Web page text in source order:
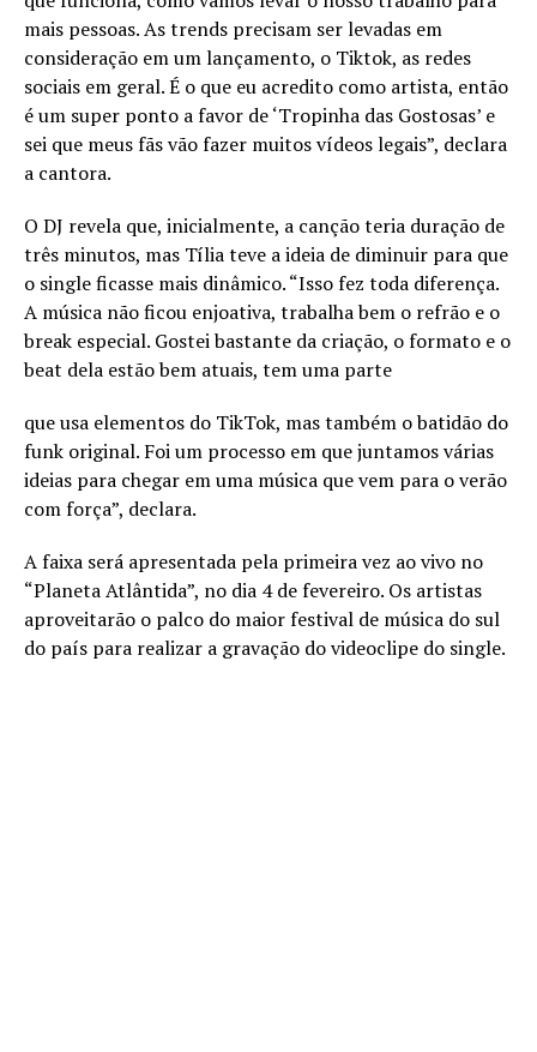
mais pessoas. As trends precisam ser levadas em
consideração em um lançamento, o Tiktok, as redes
sociais em geral. É o que eu acredito como artista, então
é um super ponto a favor de ‘Tropinha das Gostosas’ e
sei que meus fãs vão fazer muitos vídeos legais”, declara
a cantora.
O DJ revela que, inicialmente, a canção teria duração de
três minutos, mas Tília teve a ideia de diminuir para que
o single ficasse mais dinâmico. “Isso fez toda diferença.
A música não ficou enjoativa, trabalha bem o refrão e o
break especial. Gostei bastante da criação, o formato e o
beat dela estão bem atuais, tem uma parte
que usa elementos do TikTok, mas também o batidão do
funk original. Foi um processo em que juntamos várias
ideias para chegar em uma música que vem para o verão
com força”, declara.
A faixa será apresentada pela primeira vez ao vivo no
“Planeta Atlântida”, no dia 4 de fevereiro. Os artistas
aproveitarão o palco do maior festival de música do sul
do país para realizar a gravação do videoclipe do single.